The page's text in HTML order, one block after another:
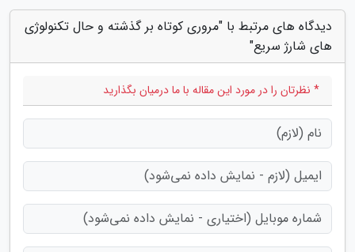
دیدگاه های مرتبط با "مروری کوتاه بر گذشته و حال تکنولوژی
های شارژ سریع"
* نظرتان را در مورد این مقاله با ما درمیان بگذارید